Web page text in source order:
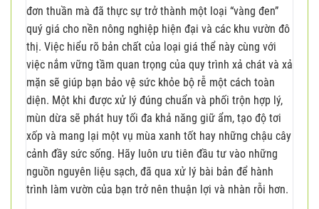
đơn thuần mà đã thực sự trở thành một loại “vàng đen”
quý giá cho nền nông nghiệp hiện đại và các khu vườn đô
thị. Việc hiểu rõ bản chất của loại giá thể này cùng với
việc nắm vững tầm quan trọng của quy trình xả chát và xả
mặn sẽ giúp bạn bảo vệ sức khỏe bộ rễ một cách toàn
diện. Một khi được xử lý đúng chuẩn và phối trộn hợp lý,
mùn dừa sẽ phát huy tối đa khả năng giữ ẩm, tạo độ tơi
xốp và mang lại một vụ mùa xanh tốt hay những chậu cây
cảnh đầy sức sống. Hãy luôn ưu tiên đầu tư vào những
nguồn nguyên liệu sạch, đã qua xử lý bài bản để hành
trình làm vườn của bạn trở nên thuận lợi và nhàn rỗi hơn.